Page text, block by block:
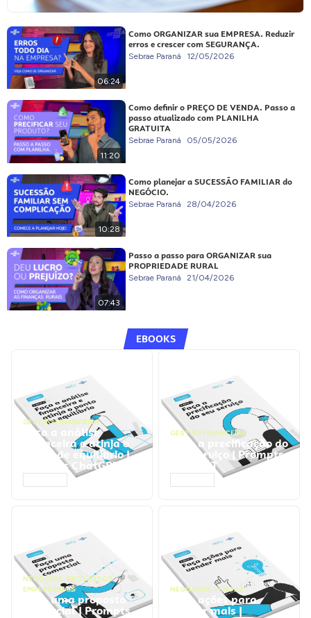
06:24
Como ORGANIZAR sua EMPRESA. Reduzir
erros e crescer com SEGURANÇA.
Sebrae Paraná 12/05/2026
11:20
Como definir o PREÇO DE VENDA. Passo a
passo atualizado com PLANILHA
GRATUITA
Sebrae Paraná 05/05/2026
10:28
Como planejar a SUCESSÃO FAMILIAR do
NEGÓCIO.
Sebrae Paraná 28/04/2026
07:43
Passo a passo para ORGANIZAR sua
PROPRIEDADE RURAL
Sebrae Paraná 21/04/2026
EBOOKS
GESTÃO FINANCEIRA
Faça a análise
financeira e atinja o
ponto de equilíbrio |
Prompts ChatGPT
GESTÃO FINANCEIRA
Faça a precificação do
seu serviço | Prompts
ChatGPT
NEGÓCIOS, PROCESSOS
EMPRESARIAIS
Faça uma proposta
comercial | Prompts
NEGÓCIOS, VENDAS
Faça ações para
vender mais |